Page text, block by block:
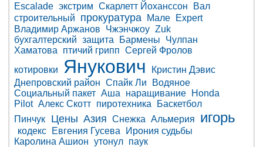
Escalade экстрим Скарлетт Йоханссон
Вал
строительный
прокуратура Мале
Expert
Владимир Аржанов
Чжэнчжоу Zuk
бухгалтерский защита Бармены
Чулпан
Хаматова
птичий грипп Сергей Фролов
котировки
Янукович
Кристин Дэвис
Днепровский район Спайк Ли
Водяное
Социальный пакет Аша наращивание
Honda
Pilot Алекс Скотт пиротехника
Баскетбол
Пинчук
Цены Азия Снежка Альмерия игорь
кодекс Евгения Гусева
Ирония судьбы
Каролина Ашион утонул паук